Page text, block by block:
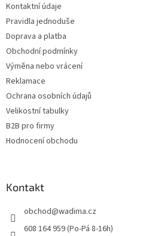
Kontaktní údaje
Pravidla jednoduše
Doprava a platba
Obchodní podmínky
Výměna nebo vrácení
Reklamace
Ochrana osobních údajů
Velikostní tabulky
B2B pro firmy
Hodnocení obchodu
Kontakt
obchod@wadima.cz
608 164 959 (Po-Pá 8-16h)